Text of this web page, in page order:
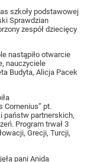
szkoły podstawowej
Sprawdzian
zespół dziecięcy
nastąpiło otwarcie
nauczyciele
Budyta, Alicja Pacek
Comenius” pt.
państw partnerskich,
Program trwał 3
Grecji, Turcji,
pani Anida